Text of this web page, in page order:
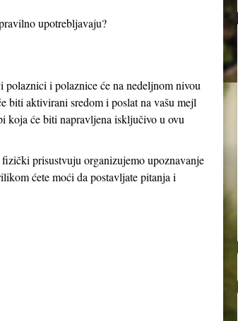
upotrebljavaju?
i polaznice će na nedeljnom nivou
biti aktivirani sredom i poslat na vašu mejl
koja će biti napravljena isključivo u ovu
prisustvuju organizujemo upoznavanje
ćete moći da postavljate pitanja i